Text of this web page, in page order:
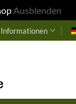
Ausblenden
Informationen